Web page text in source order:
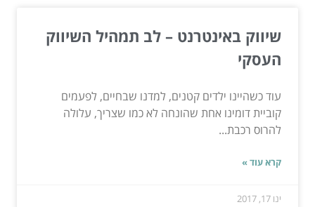
שיווק באינטרנט – לב תמהיל השיווק
העסקי
עוד כשהיינו ילדים קטנים, למדנו שבחיים, לפעמים
קוביית דומינו אחת שהונחה לא כמו שצריך, עלולה
להרוס רכבת...
קרא עוד »
ינו 17, 2017